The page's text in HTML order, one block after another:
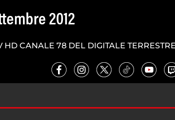
2012
HD CANALE 78 DEL DIGITALE